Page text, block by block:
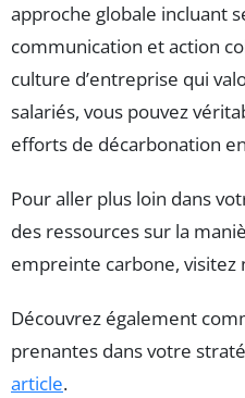
approche globale incluant
communication et action
culture d’entreprise qui
salariés, vous pouvez
efforts de décarbonation
Pour aller plus loin dans
des ressources sur la
empreinte carbone, visitez
Découvrez également
prenantes dans votre
article.